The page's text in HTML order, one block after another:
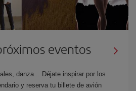
eventos
danza... Déjate inspirar por los
y reserva tu billete de avión